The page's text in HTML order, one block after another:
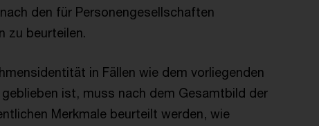
den für Personengesellschaften
zu beurteilen.
in Fällen wie dem vorliegenden
ist, muss nach dem Gesamtbild der
Merkmale beurteilt werden, wie